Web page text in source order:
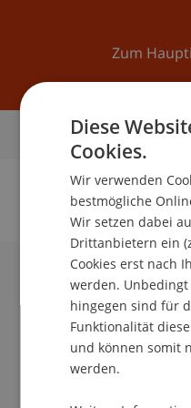
Zum
Startseite
Keine Daten zu dieser
Universität Liechtenstein
Fürst-Franz-Josef-Strasse
9490 Vaduz
Liechtenstein
info@uni.li
Diese
Cookies.
Wir verwenden
bestmögliche
Wir setzen dabei
Drittanbietern ein
Cookies erst nach
werden.
hingegen sind für
Funktionalität
und können somit
werden.